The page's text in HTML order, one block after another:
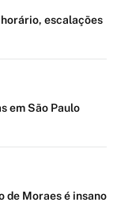
escalações
em São Paulo
de Moraes é insano